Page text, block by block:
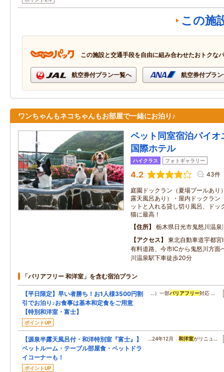
この施
この施設と交通手段を自由に組み合わせたおトクな
航空券付プラン一覧へ 航空券付プラ
ワンちゃんもネコちゃんもお部屋で一緒にお泊り♪
ペット同室宿泊パイ
国際ホテル
ハイクラス フォトギャラリー
4.2 43件
庭園ドックラン（夏場プールあり
露天風呂あり）・屋内ドックラ
ットと入れる貸し切り風呂、ドッ
猫に最高！
住所
栃木県日光市鬼怒川温泉
アクセス
東北自動車道宇都
有料道路、今市ICから鬼怒川方面
川温泉駅下車徒歩20分
「バリアフリー 和洋室」を含む宿泊プラン
【平日限定】早い者勝ち！お1人様3500円割
引でお泊り♪お食事は基本和定食をご用意
【特別和洋室・富士】
ポイントUP
…）一部バリアフリー対応 …
【源泉半露天風呂付・和洋特別室『富士』】
ベットルーム・テーブル部屋食・ペットドラ
イコーナーも！
ポイントUP
…24年12月和洋室がリニュ…